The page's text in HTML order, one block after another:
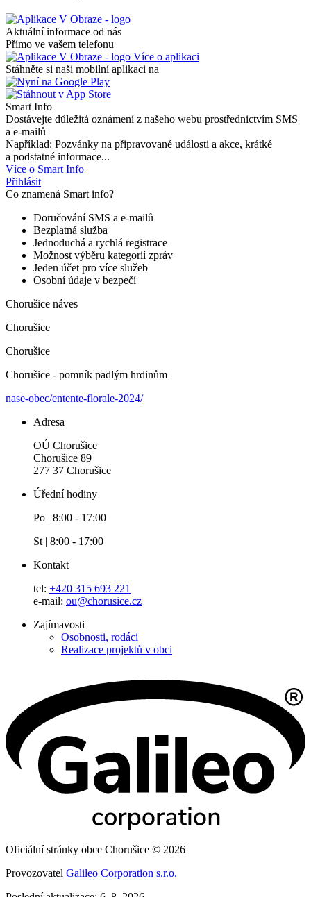
Aktuální informace od nás
Přímo ve vašem telefonu
Více o aplikaci
Stáhněte si naši mobilní aplikaci na
Smart Info
Dostávejte důležitá oznámení z našeho webu prostřednictvím SMS
a e-mailů
Například: Pozvánky na připravované události a akce, krátké
a podstatné informace...
Více o Smart Info
Přihlásit
Co znamená Smart info?
Doručování SMS a e-mailů
Bezplatná služba
Jednoduchá a rychlá registrace
Možnost výběru kategorií zpráv
Jeden účet pro více služeb
Osobní údaje v bezpečí
Chorušice náves
Chorušice
Chorušice
Chorušice - pomník padlým hrdinům
nase-obec/entente-florale-2024/
Adresa
OÚ Chorušice
Chorušice 89
277 37 Chorušice
Úřední hodiny
Po | 8:00 - 17:00
St | 8:00 - 17:00
Kontakt
tel: +420 315 693 221
e-mail: ou@chorusice.cz
Zajímavosti
Osobnosti, rodáci
Realizace projektů v obci
Oficiální stránky obce Chorušice © 2026
Provozovatel Galileo Corporation s.r.o.